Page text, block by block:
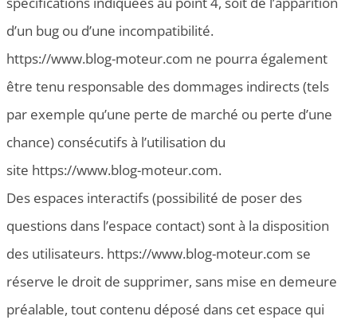
d’un bug ou d’une incompatibilité.
https://www.blog-moteur.com ne pourra également
être tenu responsable des dommages indirects (tels
par exemple qu’une perte de marché ou perte d’une
chance) consécutifs à l’utilisation du
site https://www.blog-moteur.com.
Des espaces interactifs (possibilité de poser des
questions dans l’espace contact) sont à la disposition
des utilisateurs. https://www.blog-moteur.com se
réserve le droit de supprimer, sans mise en demeure
préalable, tout contenu déposé dans cet espace qui